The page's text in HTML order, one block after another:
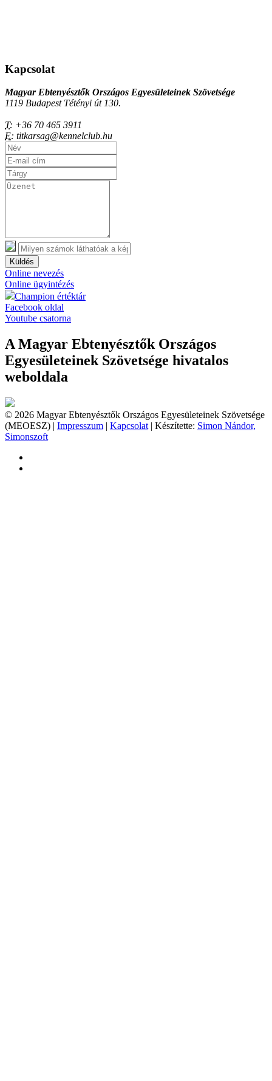
Kapcsolat
Magyar Ebtenyésztők Országos Egyesületeinek Szövetsége
1119 Budapest Tétényi út 130.
T: +36 70 465 3911
E: titkarsag@kennelclub.hu
Küldés
Online nevezés
Online ügyintézés
Champion értéktár
Facebook oldal
Youtube csatorna
A Magyar Ebtenyésztők Országos
Egyesületeinek Szövetsége hivatalos
weboldala
© 2026 Magyar Ebtenyésztők Országos Egyesületeinek Szövetsége
(MEOESZ) | Impresszum | Kapcsolat | Készítette: Simon Nándor,
Simonszoft